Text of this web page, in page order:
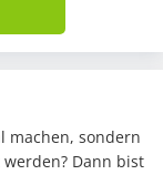
machen, sondern
Dann bist